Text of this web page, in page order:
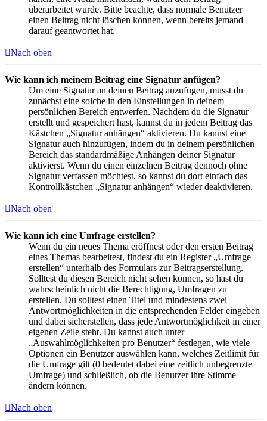
überarbeitet wurde. Bitte beachte, dass normale Benutzer
einen Beitrag nicht löschen können, wenn bereits jemand
darauf geantwortet hat.
Nach oben
Wie kann ich meinem Beitrag eine Signatur anfügen?
Um eine Signatur an deinen Beitrag anzufügen, musst du
zunächst eine solche in den Einstellungen in deinem
persönlichen Bereich entwerfen. Nachdem du die Signatur
erstellt und gespeichert hast, kannst du in jedem Beitrag das
Kästchen „Signatur anhängen“ aktivieren. Du kannst eine
Signatur auch hinzufügen, indem du in deinem persönlichen
Bereich das standardmäßige Anhängen deiner Signatur
aktivierst. Wenn du einen einzelnen Beitrag dennoch ohne
Signatur verfassen möchtest, so kannst du dort einfach das
Kontrollkästchen „Signatur anhängen“ wieder deaktivieren.
Nach oben
Wie kann ich eine Umfrage erstellen?
Wenn du ein neues Thema eröffnest oder den ersten Beitrag
eines Themas bearbeitest, findest du ein Register „Umfrage
erstellen“ unterhalb des Formulars zur Beitragserstellung.
Solltest du diesen Bereich nicht sehen können, so hast du
wahrscheinlich nicht die Berechtigung, Umfragen zu
erstellen. Du solltest einen Titel und mindestens zwei
Antwortmöglichkeiten in die entsprechenden Felder eingeben
und dabei sicherstellen, dass jede Antwortmöglichkeit in einer
eigenen Zeile steht. Du kannst auch unter
„Auswahlmöglichkeiten pro Benutzer“ festlegen, wie viele
Optionen ein Benutzer auswählen kann, welches Zeitlimit für
die Umfrage gilt (0 bedeutet dabei eine zeitlich unbegrenzte
Umfrage) und schließlich, ob die Benutzer ihre Stimme
ändern können.
Nach oben